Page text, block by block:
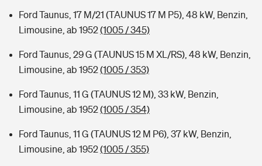
Ford Taunus, 17 M/21 (TAUNUS 17 M P5), 48 kW, Benzin,
Limousine, ab 1952(1005 / 345)
Ford Taunus, 29 G (TAUNUS 15 M XL/RS), 48 kW, Benzin,
Limousine, ab 1952(1005 / 353)
Ford Taunus, 11 G (TAUNUS 12 M), 33 kW, Benzin,
Limousine, ab 1952(1005 / 354)
Ford Taunus, 11 G (TAUNUS 12 M P6), 37 kW, Benzin,
Limousine, ab 1952(1005 / 355)